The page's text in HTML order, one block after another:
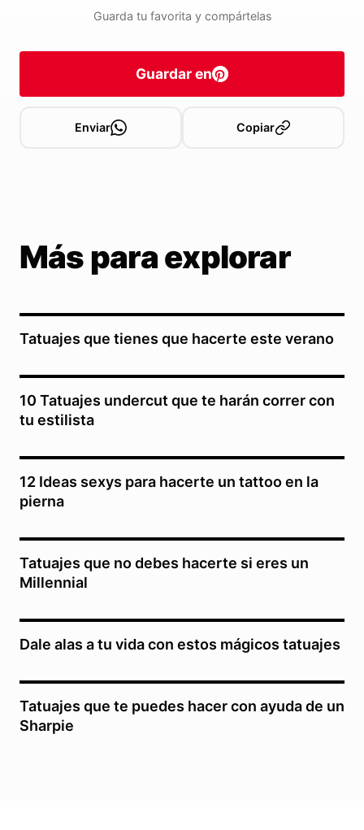
Guarda tu favorita y compártelas
Guardar en
Enviar Copiar
Más para explorar
Tatuajes que tienes que hacerte este verano
10 Tatuajes undercut que te harán correr con
tu estilista
12 Ideas sexys para hacerte un tattoo en la
pierna
Tatuajes que no debes hacerte si eres un
Millennial
Dale alas a tu vida con estos mágicos tatuajes
Tatuajes que te puedes hacer con ayuda de un
Sharpie